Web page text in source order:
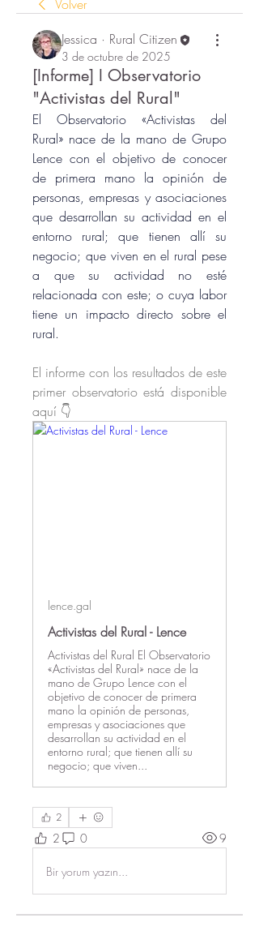
Volver
Jessica · Rural Citizen
3 de octubre de 2025
[Informe] I Observatorio
"Activistas del Rural"
El Observatorio «Activistas del
Rural» nace de la mano de Grupo
Lence con el objetivo de conocer
de primera mano la opinión de
personas, empresas y asociaciones
que desarrollan su actividad en el
entorno rural; que tienen allí su
negocio; que viven en el rural pese
a que su actividad no esté
relacionada con este; o cuya labor
tiene un impacto directo sobre el
rural.
El informe con los resultados de este
primer observatorio está disponible
aquí 👇
lence.gal
Activistas del Rural - Lence
Activistas del Rural El Observatorio
«Activistas del Rural» nace de la
mano de Grupo Lence con el
objetivo de conocer de primera
mano la opinión de personas,
empresas y asociaciones que
desarrollan su actividad en el
entorno rural; que tienen allí su
negocio; que viven...
2
2 0 9
Bir yorum yazın...